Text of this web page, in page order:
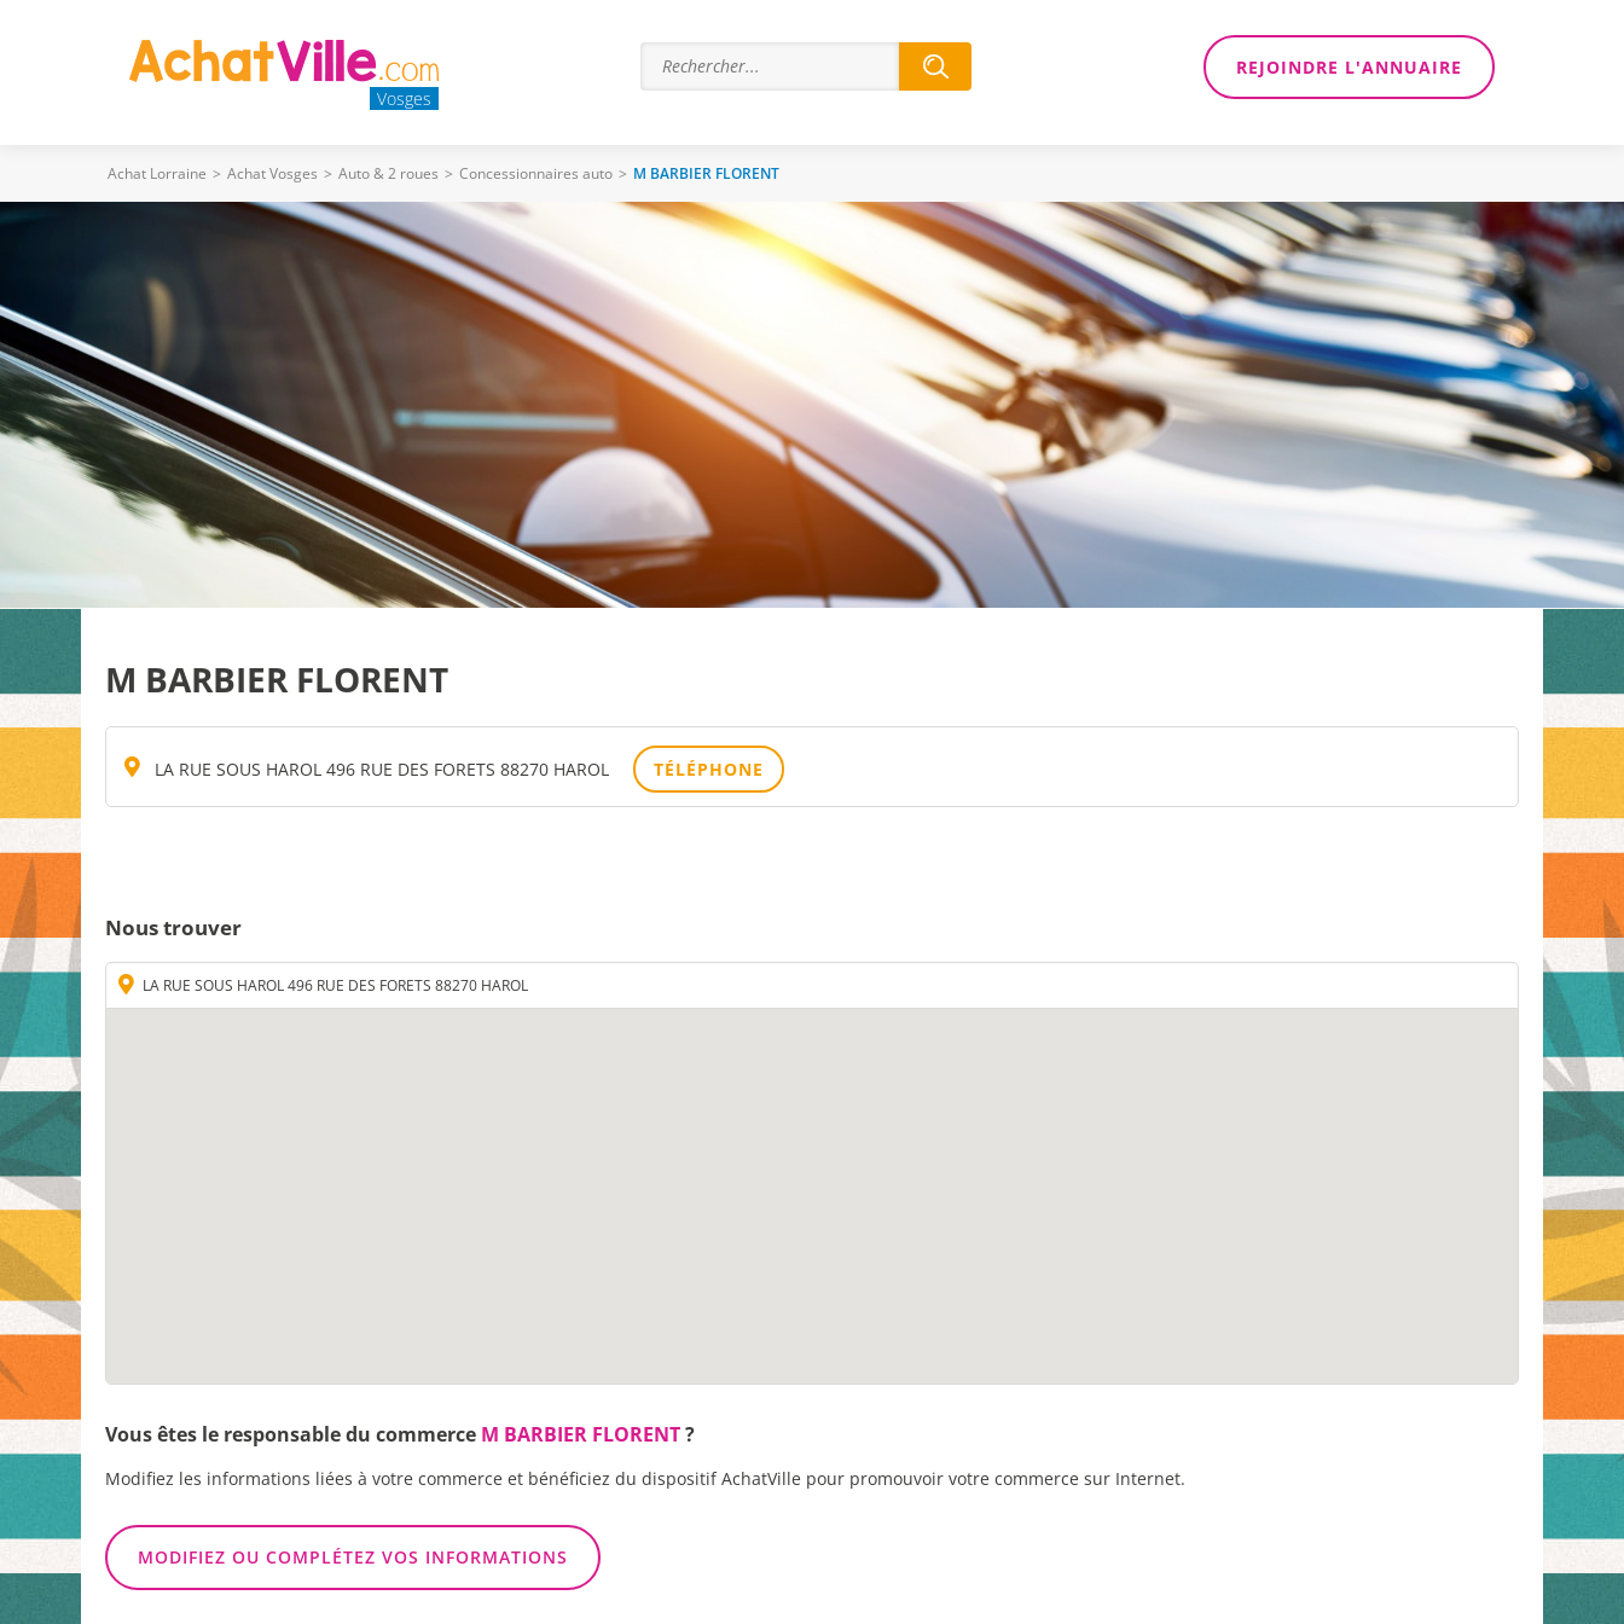
Vosges
REJOINDRE L'ANNUAIRE
Achat Lorraine > Achat Vosges > Auto & 2 roues > Concessionnaires auto > M BARBIER FLORENT
M BARBIER FLORENT
LA RUE SOUS HAROL 496 RUE DES FORETS 88270 HAROL TÉLÉPHONE
Nous trouver
LA RUE SOUS HAROL 496 RUE DES FORETS 88270 HAROL
Vous êtes le responsable du commerce M BARBIER FLORENT?
Modifiez les informations liées à votre commerce et bénéficiez du dispositif AchatVille pour promouvoir votre commerce sur Internet.
MODIFIEZ OU COMPLÉTEZ VOS INFORMATIONS